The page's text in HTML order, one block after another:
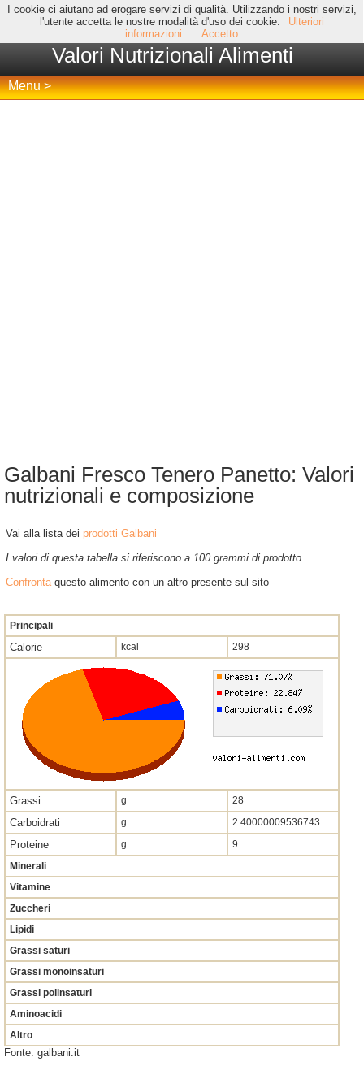
I cookie ci aiutano ad erogare servizi di qualità. Utilizzando i nostri servizi,
l'utente accetta le nostre modalità d'uso dei cookie.
Ulteriori
informazioni
Accetto
Valori Nutrizionali Alimenti
Menu >
Galbani Fresco Tenero Panetto: Valori
nutrizionali e composizione
Vai alla lista dei prodotti Galbani
I valori di questa tabella si riferiscono a 100 grammi di prodotto
Confrontaquesto alimento con un altro presente sul sito
Principali
Calorie kcal 298
Grassi g 28
Carboidrati g 2.40000009536743
Proteine g
9
Minerali
Vitamine
Zuccheri
Lipidi
Grassi saturi
Grassi monoinsaturi
Grassi polinsaturi
Aminoacidi
Altro
Fonte: galbani.it